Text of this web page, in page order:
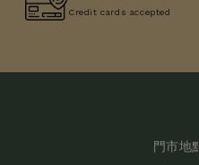
Credit cards accepted
門市地